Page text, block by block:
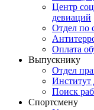
Центр
девиаций
Отдел по
Оплата
Выпускнику
Отдел
Институт
Поиск
Спортсмену